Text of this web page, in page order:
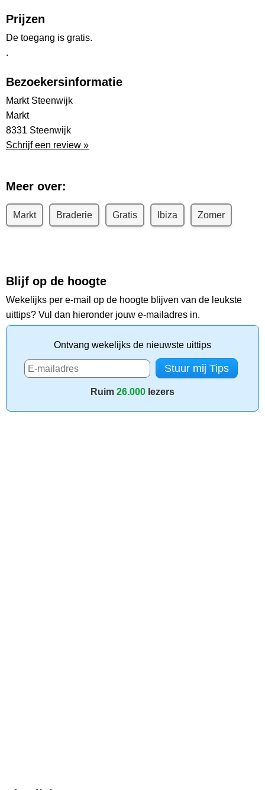
Prijzen
De toegang is gratis.
.
Bezoekersinformatie
Markt Steenwijk
Markt
8331 Steenwijk
Schrijf een review »
Meer over:
Markt Braderie Gratis Ibiza Zomer
Blijf op de hoogte
Wekelijks per e-mail op de hoogte blijven van de leukste
uittips? Vul dan hieronder jouw e-mailadres in.
Ontvang wekelijks de nieuwste uittips
Ruim 26.000 lezers